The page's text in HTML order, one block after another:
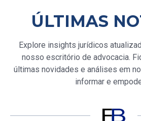
ÚLTIMAS
Explore insights jurídicos
nosso escritório de advocacia.
últimas novidades e análises em
informar e